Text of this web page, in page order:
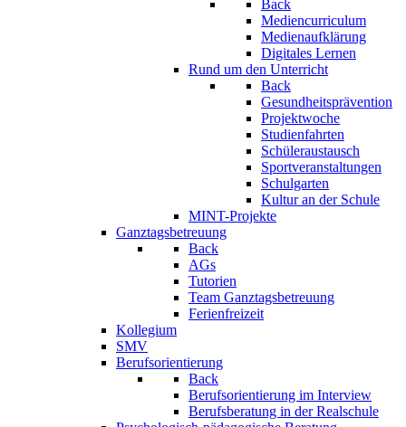
Back
Mediencurriculum
Medienaufklärung
Digitales Lernen
Rund um den Unterricht
Back
Gesundheitsprävention
Projektwoche
Studienfahrten
Schüleraustausch
Sportveranstaltungen
Schulgarten
Kultur an der Schule
MINT-Projekte
Ganztagsbetreuung
Back
AGs
Tutorien
Team Ganztagsbetreuung
Ferienfreizeit
Kollegium
SMV
Berufsorientierung
Back
Berufsorientierung im Interview
Berufsberatung in der Realschule